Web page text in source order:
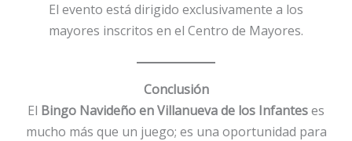
El evento está dirigido exclusivamente a los
mayores inscritos en el Centro de Mayores.
Conclusión
El Bingo Navideño en Villanueva de los Infanteses
mucho más que un juego; es una oportunidad para